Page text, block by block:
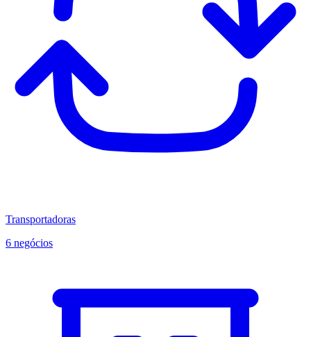
Transportadoras
6 negócios